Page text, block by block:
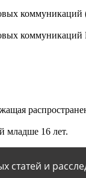
коммуникаций
коммуникаций
младше 16 лет.
статей и